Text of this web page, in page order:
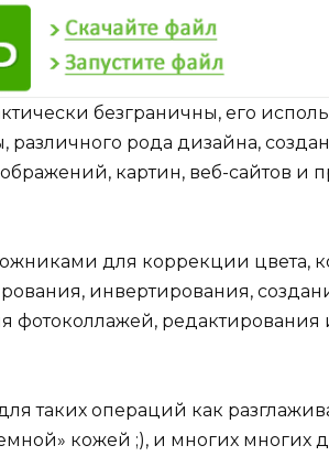
безграничны, его
различного рода дизайна,
картин, веб-сайтов и
для коррекции цвета,
инвертирования,
фотоколлажей, редактирования
таких операций как
кожей ;), и многих многих